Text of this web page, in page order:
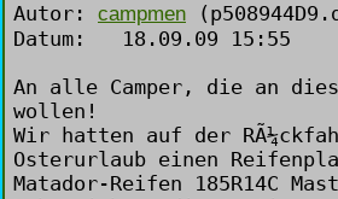
Autor: campmen
Datum: 18.09.09 15:55
An alle Camper, die an
wollen!
Wir hatten auf der
Osterurlaub einen
Matador-Reifen 185R14C